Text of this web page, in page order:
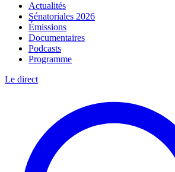
Actualités
Sénatoriales 2026
Émissions
Documentaires
Podcasts
Programme
Le direct